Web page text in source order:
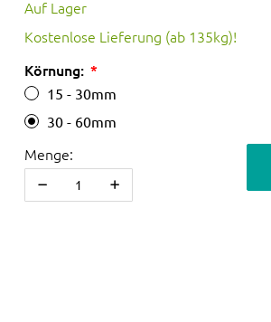
Auf Lager
Kostenlose Lieferung (ab 135kg)!
Körnung:
15 - 30mm
30 - 60mm
Menge: